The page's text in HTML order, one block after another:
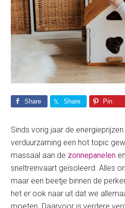
Share Share Pin
Sinds vorig jaar de
verduurzaming een hot topic
massaal aan de zonnepanelen
sneltreinvaart geïsoleerd. Alles
maar een beetje binnen de
het er ook naar uit dat we